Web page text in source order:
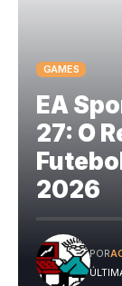
GAMES
EA
27: O
2026
POR